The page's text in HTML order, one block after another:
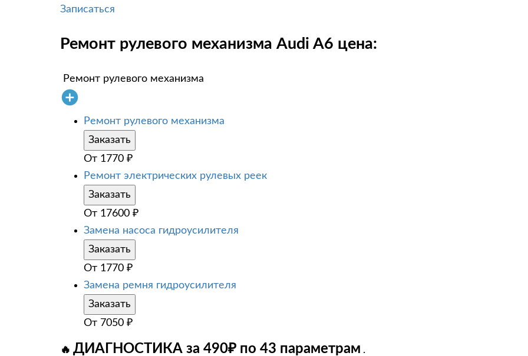
Записаться
Ремонт рулевого механизма Audi A6 цена:
Ремонт рулевого механизма
Ремонт рулевого механизма
Заказать
От 1770 ₽
Ремонт электрических рулевых реек
Заказать
От 17600 ₽
Замена насоса гидроусилителя
Заказать
От 1770 ₽
Замена ремня гидроусилителя
Заказать
От 7050 ₽
🔥 ДИАГНОСТИКА за 490₽ по 43 параметрам .